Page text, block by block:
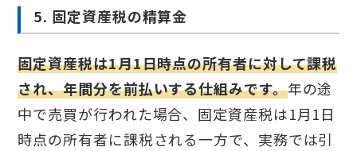
5. 固定資産税の精算金
固定資産税は1月1日時点の所有者に対して課税
され、年間分を前払いする仕組みです。年の途
中で売買が行われた場合、固定資産税は1月1日
時点の所有者に課税される一方で、実務では引